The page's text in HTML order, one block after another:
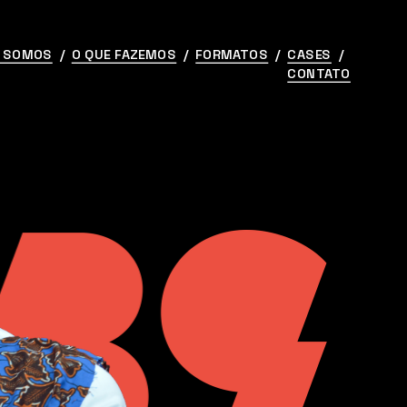
  /
O QUE FAZEMOS
  /
FORMATOS
  /
CASES
  /
CONTATO